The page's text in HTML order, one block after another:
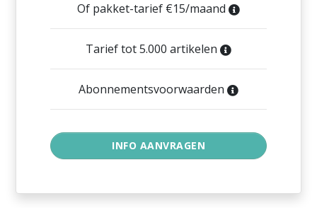
Of pakket-tarief €15/maand
Tarief tot 5.000 artikelen
Abonnementsvoorwaarden